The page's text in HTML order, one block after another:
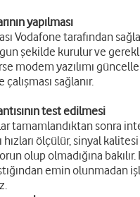
yapılması
Vodafone tarafından
şekilde kurulur ve
modem yazılımı
sağlanır.
test edilmesi
tamamlandıktan sonra
hızları ölçülür, sinyal
olup olmadığına
emin olunmadan